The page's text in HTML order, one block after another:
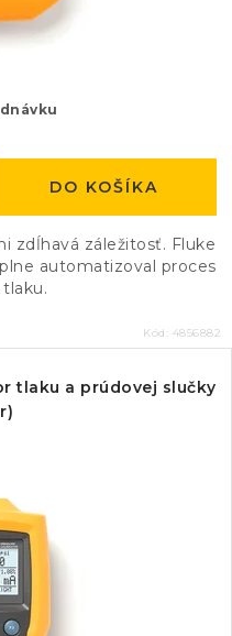
DO KOŠÍKA
zdĺhavá záležitosť. Fluke
automatizoval proces
tlaku.
Kód: 4856882
tlaku a prúdovej slučky